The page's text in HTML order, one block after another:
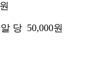
당 50,000원